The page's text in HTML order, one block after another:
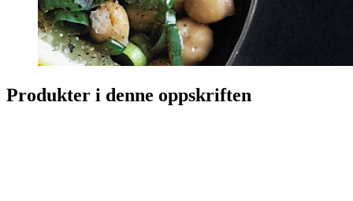
Produkter i denne oppskriften